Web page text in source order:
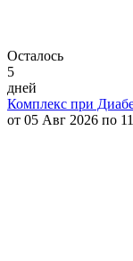
Осталось
5
дней
Комплекс при
от 05 Авг 2026 по